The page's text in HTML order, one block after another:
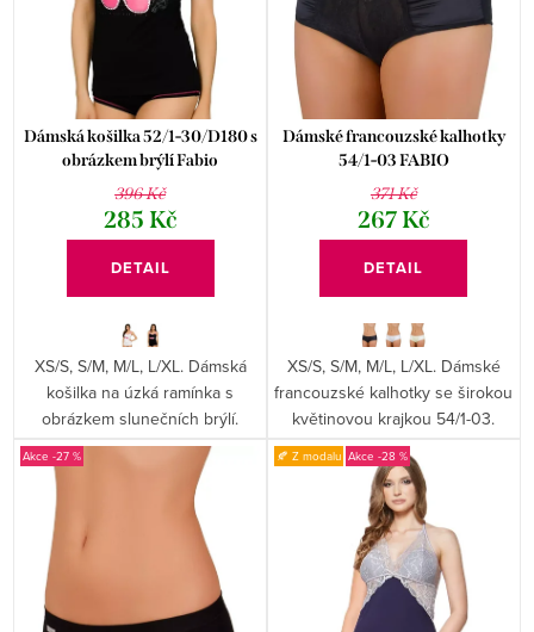
k
d
Dámská košilka 52/1-30/D180 s
obrázkem brýlí Fabio
396 Kč
285 Kč
DETAIL
XS/S, S/M, M/L, L/XL. Dámská
košilka na úzká ramínka s
obrázkem slunečních brýlí.
Dámské francouzské kalhotky
54/1-03 FABIO
371 Kč
267 Kč
DETAIL
XS/S, S/M, M/L, L/XL. Dámské
francouzské kalhotky se širokou
květinovou krajkou 54/1-03.
-27 % 🍂 Z modalu -28 %